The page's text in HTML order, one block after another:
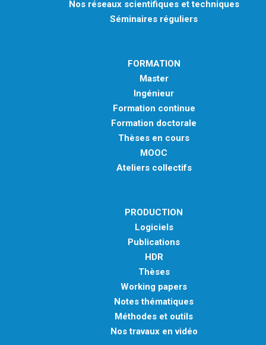
Nos réseaux scientifiques et techniques
Séminaires réguliers
FORMATION
Master
Ingénieur
Formation continue
Formation doctorale
Thèses en cours
MOOC
Ateliers collectifs
PRODUCTION
Logiciels
Publications
HDR
Thèses
Working papers
Notes thématiques
Méthodes et outils
Nos travaux en vidéo